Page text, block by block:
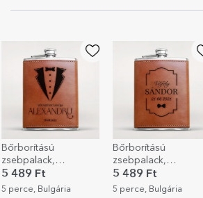
Bőrborítású
zsebpalack,
szöveggel személyre
szabva - Vőfélyeknek
5 489 Ft
5 perce, Bulgária
Bőrborítású
zsebpalack,
szöveggel személyre
szabva – Vőfély
5 489 Ft
5 perce, Bulgária